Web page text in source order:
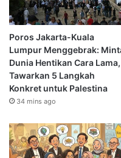
Poros Jakarta-Kuala
Lumpur Menggebrak:
Dunia Hentikan Cara Lama,
Tawarkan 5 Langkah
Konkret untuk Palestina
34 mins ago